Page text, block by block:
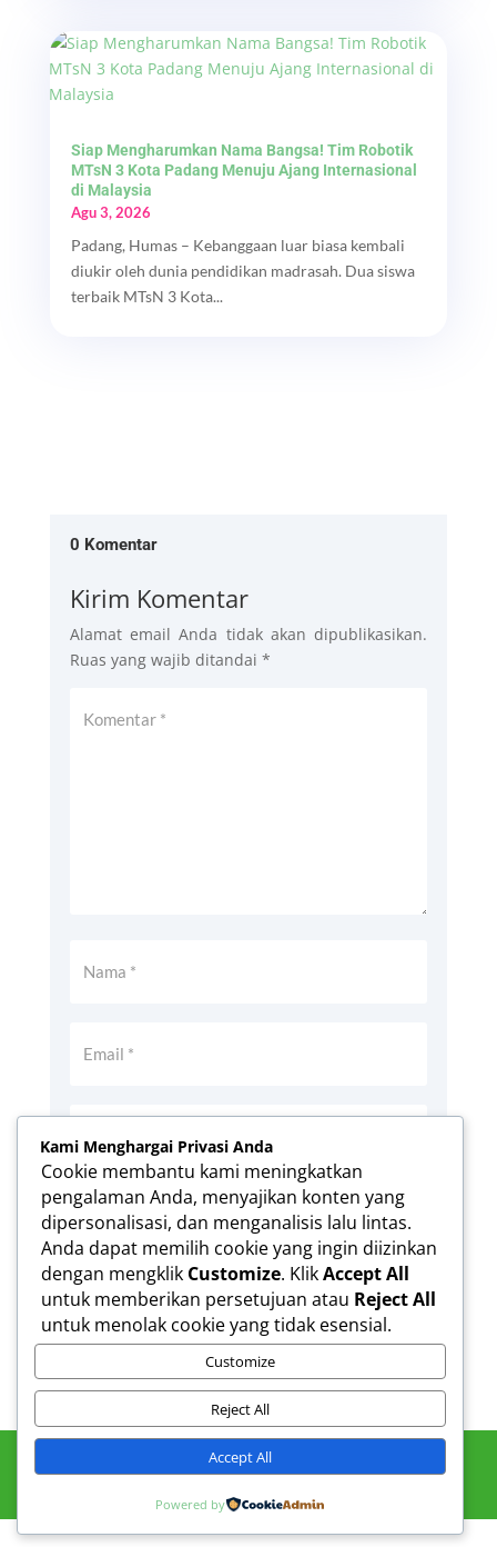
Siap Mengharumkan Nama Bangsa! Tim Robotik
MTsN 3 Kota Padang Menuju Ajang Internasional
di Malaysia
Agu 3, 2026
Padang, Humas – Kebanggaan luar biasa kembali
diukir oleh dunia pendidikan madrasah. Dua siswa
terbaik MTsN 3 Kota...
0 Komentar
Kirim Komentar
Alamat email Anda tidak akan dipublikasikan.
Ruas yang wajib ditandai *
Simpan nama, email, dan situs web saya
pada peramban ini untuk komentar saya
berikutnya.
Kirim Komentar
Kami Menghargai Privasi Anda
Cookie membantu kami meningkatkan
pengalaman Anda, menyajikan konten yang
dipersonalisasi, dan menganalisis lalu lintas.
Anda dapat memilih cookie yang ingin diizinkan
dengan mengklik Customize. KlikAccept All
untuk memberikan persetujuan atau Reject All
untuk menolak cookie yang tidak esensial.
Customize
Reject All
Accept All
Powered by